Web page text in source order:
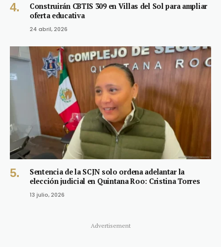
Construirán CBTIS 309 en Villas del Sol para ampliar
oferta educativa
24 abril, 2026
Sentencia de la SCJN solo ordena adelantar la
elección judicial en Quintana Roo: Cristina Torres
13 julio, 2026
Advertisement